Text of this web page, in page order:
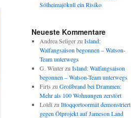
Sólheimajökull ein Risiko
Neueste Kommentare
Andrea Seligerzu Island:
Walfangsaison begonnen – Watson-
Team unterwegs
G. Winterzu Island: Walfangsaison
begonnen – Watson-Team unterwegs
Firts zu Großbrand bei Drammen:
Mehr als 100 Wohnungen zerstört
Loldi zu Ittoqqortoormiit demonstriert
gegen Ölprojekt auf Jameson Land